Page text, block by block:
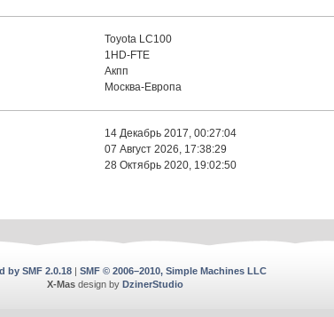
Toyota LC100
1HD-FTE
Акпп
Москва-Европа
14 Декабрь 2017, 00:27:04
07 Август 2026, 17:38:29
28 Октябрь 2020, 19:02:50
by SMF 2.0.18| SMF © 2006–2010, Simple Machines LLC
X-Mas design by DzinerStudio